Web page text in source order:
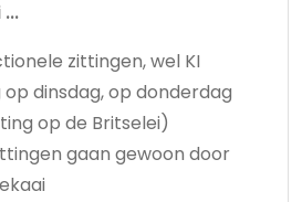
zittingen, wel KI
dinsdag, op donderdag
op de Britselei)
gaan gewoon door